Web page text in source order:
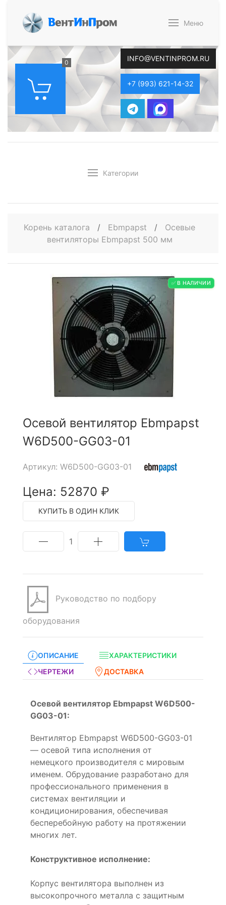
ВентИнПром Меню
0 INFO@VENTINPROM.RU
+7 (993) 621-14-32
Категории
Корень каталога / Ebmpapst /
Осевые
вентиляторы Ebmpapst 500 мм
✅ В НАЛИЧИИ
Осевой вентилятор Ebmpapst
W6D500-GG03-01
Артикул: W6D500-GG03-01
Цена: 52870 ₽
КУПИТЬ В ОДИН КЛИК
1
Руководство по подбору
оборудования
ОПИСАНИЕ
ХАРАКТЕРИСТИКИ
ЧЕРТЕЖИ
ДОСТАВКА
Осевой вентилятор Ebmpapst W6D500-
GG03-01:
Вентилятор Ebmpapst W6D500-GG03-01
— осевой типа исполнения от
немецкого производителя с мировым
именем. Обрудование разработано для
профессионального применения в
системах вентиляции и
кондиционирования, обеспечивая
бесперебойную работу на протяжении
многих лет.
Конструктивное исполнение:
Корпус вентилятора выполнен из
высокопрочного металла с защитным